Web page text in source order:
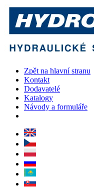
Zpět na hlavní stranu
Kontakt
Dodavatelé
Katalogy
Návody a formuláře